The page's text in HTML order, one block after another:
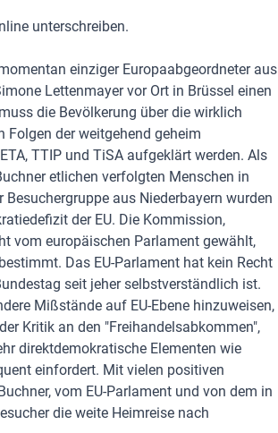
unterschreiben.
einziger Europaabgeordneter aus
Lettenmayer vor Ort in Brüssel einen
die Bevölkerung über die wirklich
Folgen der weitgehend geheim
TTIP und TiSA aufgeklärt werden. Als
etlichen verfolgten Menschen in
aus Niederbayern wurden
der EU. Die Kommission,
vom europäischen Parlament gewählt,
Das EU-Parlament hat kein Recht
seit jeher selbstverständlich ist.
Mißstände auf EU-Ebene hinzuweisen,
Kritik an den "Freihandelsabkommen",
direktdemokratische Elementen wie
einfordert. Mit vielen positiven
vom EU-Parlament und von dem in
die weite Heimreise nach